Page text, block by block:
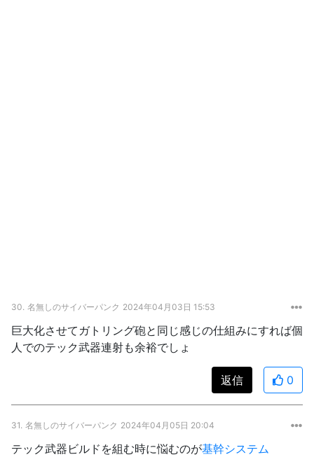
30. 名無しのサイバーパンク 2024年04月03日 15:53
巨大化させてガトリング砲と同じ感じの仕組みにすれば個
人でのテック武器連射も余裕でしょ
返信 0
31. 名無しのサイバーパンク 2024年04月05日 20:04
テック武器ビルドを組む時に悩むのが基幹システム